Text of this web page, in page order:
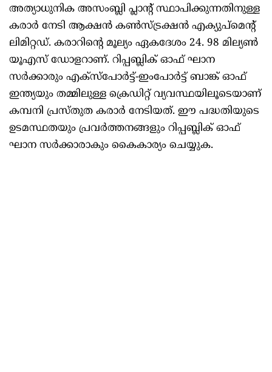
അത്യാധുനിക അസംബ്ലി പ്ലാന്റ് സ്ഥാപിക്കുന്നതിനുള്ള
കരാർ നേടി ആക്ഷൻ കൺസ്ട്രക്ഷൻ എക്യുപ്‌മെന്റ്
ലിമിറ്റഡ്. കരാറിന്റെ മൂല്യം ഏകദേശം 24. 98 മില്യൺ
യൂഎസ് ഡോളറാണ്. റിപ്പബ്ലിക് ഓഫ് ഘാന
സർക്കാരും എക്‌സ്‌പോർട്ട്-ഇംപോർട്ട് ബാങ്ക് ഓഫ്
ഇന്ത്യയും തമ്മിലുള്ള ക്രെഡിറ്റ് വ്യവസ്ഥയിലൂടെയാണ്
കമ്പനി പ്രസ്തുത കരാർ നേടിയത്. ഈ പദ്ധതിയുടെ
ഉടമസ്ഥതയും പ്രവർത്തനങ്ങളും റിപ്പബ്ലിക് ഓഫ്
ഘാന സർക്കാരാകും കൈകാര്യം ചെയ്യുക.